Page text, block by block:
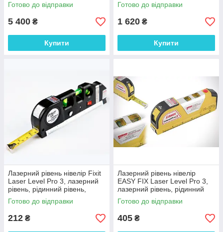
Готово до відправки
5 400 ₴
Купити
Готово до відправки
1 620 ₴
Купити
Лазерний рівень нівелір Fixit
Laser Level Pro 3, лазерний
рівень, рідинний рівень,
рулетка 2.5 м
Готово до відправки
212 ₴
Лазерний рівень нівелір
EASY FIX Laser Level Pro 3,
лазерний рівень, рідинний
рівень, рулетка 2.5 м
Готово до відправки
405 ₴